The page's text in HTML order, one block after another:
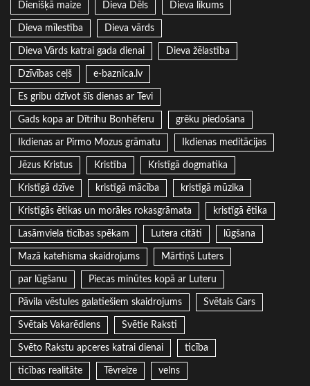
Dienišķā maize Dieva Dēls Dieva likums
Dieva mīlestība Dieva vārds
Dieva Vārds katrai gada dienai Dieva žēlastība
Dzīvības ceļš e-baznica.lv
Es gribu dzīvot šīs dienas ar Tevi
Gads kopa ar Dītrihu Bonhēferu grēku piedošana
Ikdienas ar Pirmo Mozus grāmatu Ikdienas meditācijas
Jēzus Kristus Kristība Kristīgā dogmatika
Kristīgā dzīve kristīgā mācība kristīgā mūzika
Kristīgās ētikas un morāles rokasgrāmata kristīgā ētika
Lasāmviela ticības spēkam Lutera citāti lūgšana
Mazā katehisma skaidrojums Mārtiņš Luters
par lūgšanu Piecas minūtes kopā ar Luteru
Pāvila vēstules galatiešiem skaidrojums Svētais Gars
Svētais Vakarēdiens Svētie Raksti
Svēto Rakstu apceres katrai dienai ticība
ticības realitāte Tēvreize velns